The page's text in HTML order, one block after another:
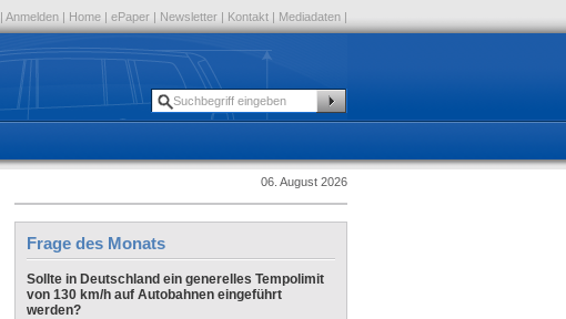
| Anmelden | Home | ePaper | Newsletter | Kontakt | Mediadaten |
06. August 2026
Frage des Monats
Sollte in Deutschland ein generelles Tempolimit
von 130 km/h auf Autobahnen eingeführt
werden?